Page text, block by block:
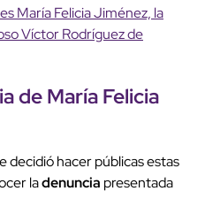
María Felicia Jiménez, la
Víctor Rodríguez de
deMaría Felicia
decidió hacer públicas estas
ladenuncia presentada